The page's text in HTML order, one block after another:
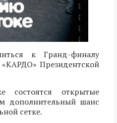
к Гранд-финалу
Президентской
состоятся открытые
дополнительный шанс
сетке.